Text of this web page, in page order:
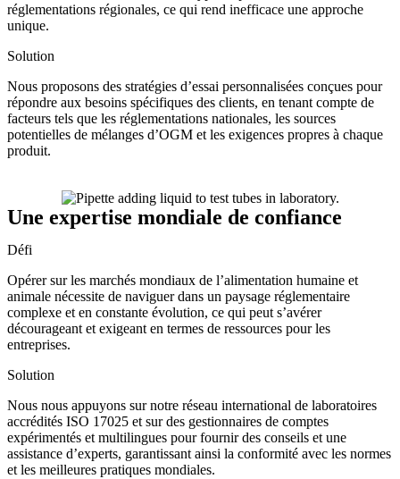
réglementations régionales, ce qui rend inefficace une approche
unique.
Solution
Nous proposons des stratégies d’essai personnalisées conçues pour
répondre aux besoins spécifiques des clients, en tenant compte de
facteurs tels que les réglementations nationales, les sources
potentielles de mélanges d’OGM et les exigences propres à chaque
produit.
Une expertise mondiale de confiance
Défi
Opérer sur les marchés mondiaux de l’alimentation humaine et
animale nécessite de naviguer dans un paysage réglementaire
complexe et en constante évolution, ce qui peut s’avérer
décourageant et exigeant en termes de ressources pour les
entreprises.
Solution
Nous nous appuyons sur notre réseau international de laboratoires
accrédités ISO 17025 et sur des gestionnaires de comptes
expérimentés et multilingues pour fournir des conseils et une
assistance d’experts, garantissant ainsi la conformité avec les normes
et les meilleures pratiques mondiales.